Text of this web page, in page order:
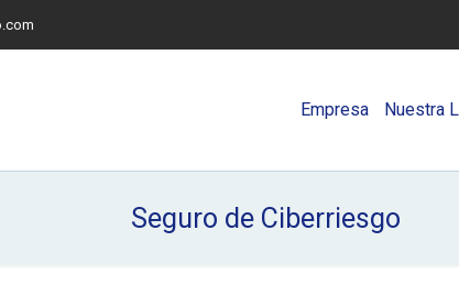
Empresa Nuestra
Seguro de Ciberriesgo